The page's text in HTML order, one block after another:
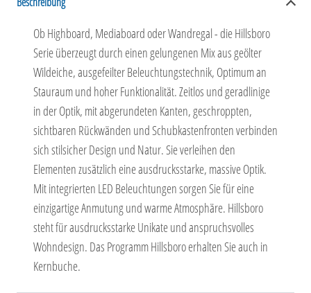
Ob Highboard, Mediaboard oder Wandregal - die Hillsboro
Serie überzeugt durch einen gelungenen Mix aus geölter
Wildeiche, ausgefeilter Beleuchtungstechnik, Optimum an
Stauraum und hoher Funktionalität. Zeitlos und geradlinige
in der Optik, mit abgerundeten Kanten, geschroppten,
sichtbaren Rückwänden und Schubkastenfronten verbinden
sich stilsicher Design und Natur. Sie verleihen den
Elementen zusätzlich eine ausdrucksstarke, massive Optik.
Mit integrierten LED Beleuchtungen sorgen Sie für eine
einzigartige Anmutung und warme Atmosphäre. Hillsboro
steht für ausdrucksstarke Unikate und anspruchsvolles
Wohndesign. Das Programm Hillsboro erhalten Sie auch in
Kernbuche.